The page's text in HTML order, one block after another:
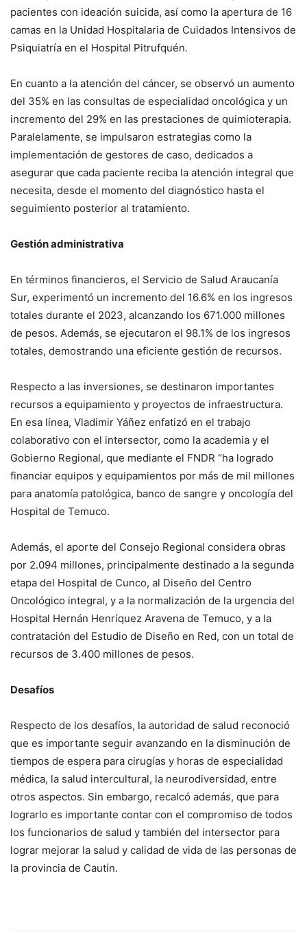
pacientes con ideación suicida, así como la apertura de 16
camas en la Unidad Hospitalaria de Cuidados Intensivos de
Psiquiatría en el Hospital Pitrufquén.
En cuanto a la atención del cáncer, se observó un aumento
del 35% en las consultas de especialidad oncológica y un
incremento del 29% en las prestaciones de quimioterapia.
Paralelamente, se impulsaron estrategias como la
implementación de gestores de caso, dedicados a
asegurar que cada paciente reciba la atención integral que
necesita, desde el momento del diagnóstico hasta el
seguimiento posterior al tratamiento.
Gestión administrativa
En términos financieros, el Servicio de Salud Araucanía
Sur, experimentó un incremento del 16.6% en los ingresos
totales durante el 2023, alcanzando los 671.000 millones
de pesos. Además, se ejecutaron el 98.1% de los ingresos
totales, demostrando una eficiente gestión de recursos.
Respecto a las inversiones, se destinaron importantes
recursos a equipamiento y proyectos de infraestructura.
En esa línea, Vladimir Yáñez enfatizó en el trabajo
colaborativo con el intersector, como la academia y el
Gobierno Regional, que mediante el FNDR “ha logrado
financiar equipos y equipamientos por más de mil millones
para anatomía patológica, banco de sangre y oncología del
Hospital de Temuco.
Además, el aporte del Consejo Regional considera obras
por 2.094 millones, principalmente destinado a la segunda
etapa del Hospital de Cunco, al Diseño del Centro
Oncológico integral, y a la normalización de la urgencia del
Hospital Hernán Henríquez Aravena de Temuco, y a la
contratación del Estudio de Diseño en Red, con un total de
recursos de 3.400 millones de pesos.
Desafíos
Respecto de los desafíos, la autoridad de salud reconoció
que es importante seguir avanzando en la disminución de
tiempos de espera para cirugías y horas de especialidad
médica, la salud intercultural, la neurodiversidad, entre
otros aspectos. Sin embargo, recalcó además, que para
lograrlo es importante contar con el compromiso de todos
los funcionarios de salud y también del intersector para
lograr mejorar la salud y calidad de vida de las personas de
la provincia de Cautín.